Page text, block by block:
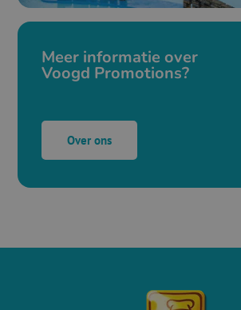
Meer informatie over
Voogd Promotions?
Over ons